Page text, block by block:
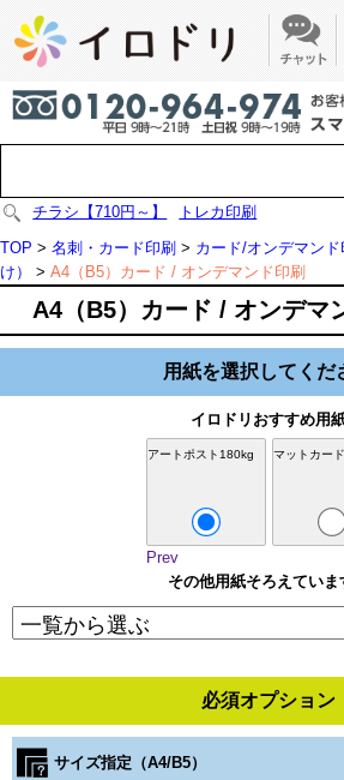
チラシ【710円～】
トレカ印刷
TOP > 名刺・カード印刷 > カード/オンデマン
け）
> A4（B5）カード / オンデマンド印刷
A4（B5）カード / オンデマ
用紙を選択してくだ
イロドリおすすめ用
アートポスト180kg マットカー
Prev
その他用紙そろえていま
必須オプション
サイズ指定（A4/B5）